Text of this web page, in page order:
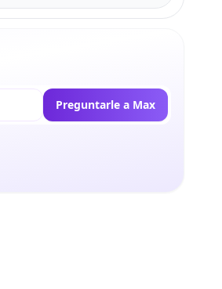
Preguntarle a Max